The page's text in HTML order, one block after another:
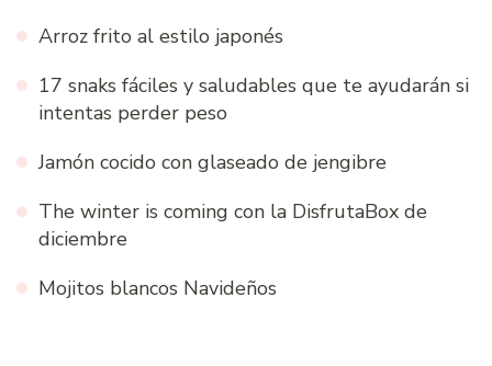
Arroz frito al estilo japonés
17 snaks fáciles y saludables que te ayudarán si
intentas perder peso
Jamón cocido con glaseado de jengibre
The winter is coming con la DisfrutaBox de
diciembre
Mojitos blancos Navideños